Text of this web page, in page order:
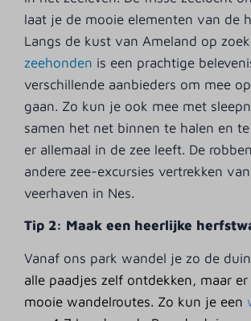
laat je de mooie elementen van de
Langs de kust van Ameland op
zeehonden is een prachtige
verschillende aanbieders om mee
gaan. Zo kun je ook mee met
samen het net binnen te halen en
er allemaal in de zee leeft. De
andere zee-excursies vertrekken
veerhaven in Nes.
Tip 2: Maak een heerlijke
Vanaf ons park wandel je zo de
alle paadjes zelf ontdekken, maar
mooie wandelroutes. Zo kun je een